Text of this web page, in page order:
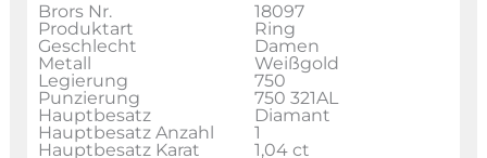
Brors Nr.
18097
Produktart
Ring
Geschlecht
Damen
Metall
Weißgold
Legierung
750
Punzierung
750 321AL
Hauptbesatz
Diamant
Hauptbesatz Anzahl
1
Hauptbesatz Karat
1,04 ct